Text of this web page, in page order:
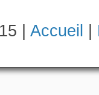
| Accueil